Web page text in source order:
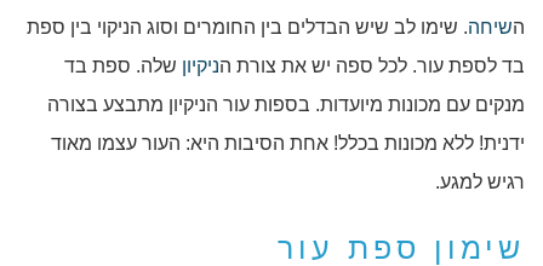
השיחה. שימו לב שיש הבדלים בין החומרים וסוג הניקוי בין ספת
בד לספת עור. לכל ספה יש את צורת הניקיון שלה. ספת בד
מנקים עם מכונות מיועדות. בספות עור הניקיון מתבצע בצורה
ידנית! ללא מכונות בכלל! אחת הסיבות היא: העור עצמו מאוד
רגיש למגע.
שימון ספת עור